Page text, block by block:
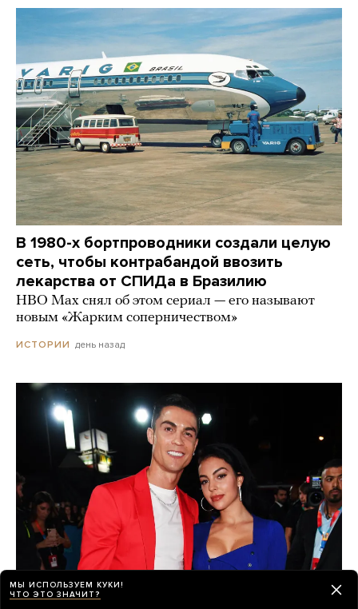
В 1980-х бортпроводники создали целую
сеть, чтобы контрабандой ввозить
лекарства от СПИДа в Бразилию
HBO Max снял об этом сериал — его называют
новым «Жарким соперничеством»
ИСТОРИИ день назад
МЫ ИСПОЛЬЗУЕМ КУКИ!
ЧТО ЭТО ЗНАЧИТ?